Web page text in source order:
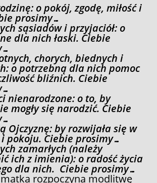
o pokój, zgodę, miłość i
prosimy…
sąsiadów i przyjaciół: o
dla nich łaski. Ciebie
chorych, biednych i
o potrzebną dla nich pomoc
bliźnich. Ciebie
nienarodzone: o to, by
mogły się narodzić. Ciebie
Ojczyznę: by rozwijała się w
i pokoju. Ciebie prosimy…
zamarłych (należy
ich z imienia): o radość życia
dla nich. Ciebie prosimy…
rozpoczyna modlitwę